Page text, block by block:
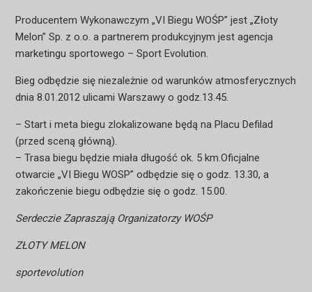
Producentem Wykonawczym „VI Biegu WOŚP” jest „Złoty
Melon” Sp. z o.o. a partnerem produkcyjnym jest agencja
marketingu sportowego – Sport Evolution.
Bieg odbędzie się niezależnie od warunków atmosferycznych
dnia 8.01.2012 ulicami Warszawy o godz.13.45.
– Start i meta biegu zlokalizowane będą na Placu Defilad
(przed sceną główną).
– Trasa biegu będzie miała długość ok. 5 km.Oficjalne
otwarcie „VI Biegu WOSP” odbędzie się o godz. 13.30, a
zakończenie biegu odbędzie się o godz. 15.00.
Serdeczie Zapraszają Organizatorzy WOŚP
ZŁOTY MELON
sportevolution